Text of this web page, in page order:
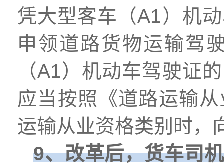
凭大型客车（A1）机
申领道路货物运输驾
（A1）机动车驾驶证
应当按照《道路运输
运输从业资格类别时，
9、改革后，货车司